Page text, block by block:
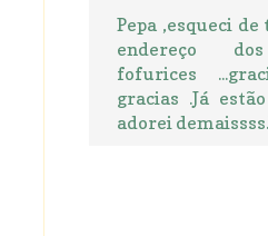
Pepa ,esqueci
endereço
fofurices
gracias .Já
adorei